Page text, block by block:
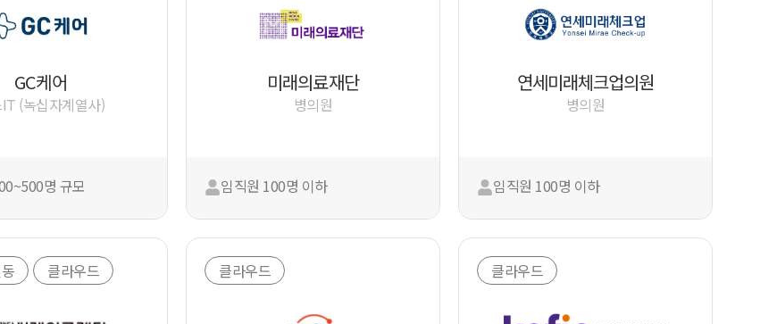
GC케어
(녹십자계열사)
명 규모
미래의료재단
병의원
임직원 100명 이하
연세미래체크업의원
병의원
임직원 100명 이하
클라우드 클라우드 클라우드